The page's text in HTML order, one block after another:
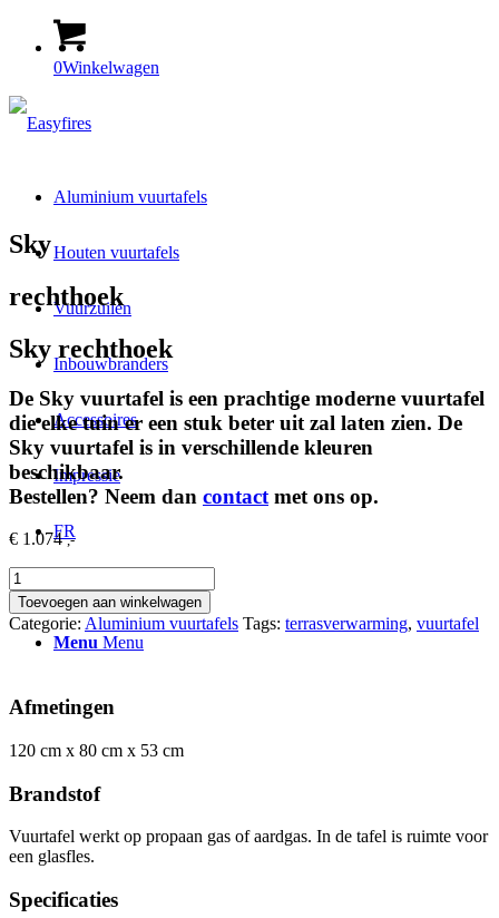
0Winkelwagen
Aluminium vuurtafels
Houten vuurtafels
Vuurzuilen
Inbouwbranders
Accessoires
Impressie
FR
DE
Menu Menu
Sky
rechthoek
Sky rechthoek
De Sky vuurtafel is een prachtige moderne vuurtafel
die elke tuin er een stuk beter uit zal laten zien. De
Sky vuurtafel is in verschillende kleuren
beschikbaar.
Bestellen? Neem dan contact met ons op.
€ 1.074 ,-
Vuurtafel
Sky
rechthoek
aantal
Toevoegen aan winkelwagen
Categorie: Aluminium vuurtafels Tags: terrasverwarming, vuurtafel
Afmetingen
120 cm x 80 cm x 53 cm
Brandstof
Vuurtafel werkt op propaan gas of aardgas. In de tafel is ruimte voor
een glasfles.
Specificaties